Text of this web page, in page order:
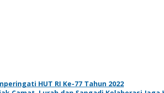
HUT RI Ke-77 Tahun 2022